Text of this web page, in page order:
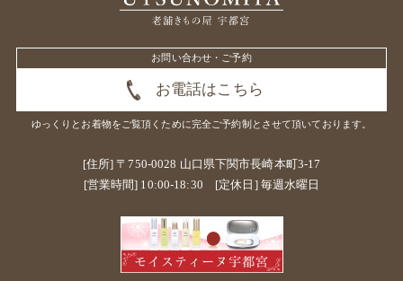
お問い合わせ・ご予約
お電話はこちら
ゆっくりとお着物をご覧頂くために完全ご予約制とさせて頂いております。
[住所] 〒750-0028 山口県下関市長崎本町3-17
[営業時間] 10:00-18:30 [定休日] 毎週水曜日